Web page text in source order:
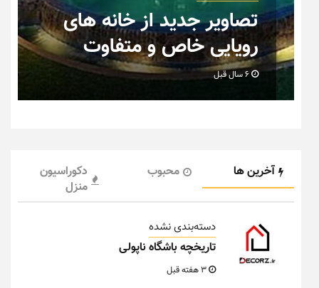
تصاویر جدید از خانه های
رویایی خاص و متفاوت
آخرین ها محبوب
دکوراسیون
منزل
دسته‌بندی نشده
تاریخچه باشگاه ناپولی